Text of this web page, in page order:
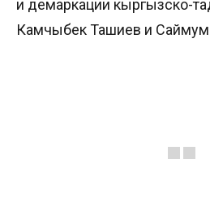
и демаркации кыргызско-
Камчыбек Ташиев и